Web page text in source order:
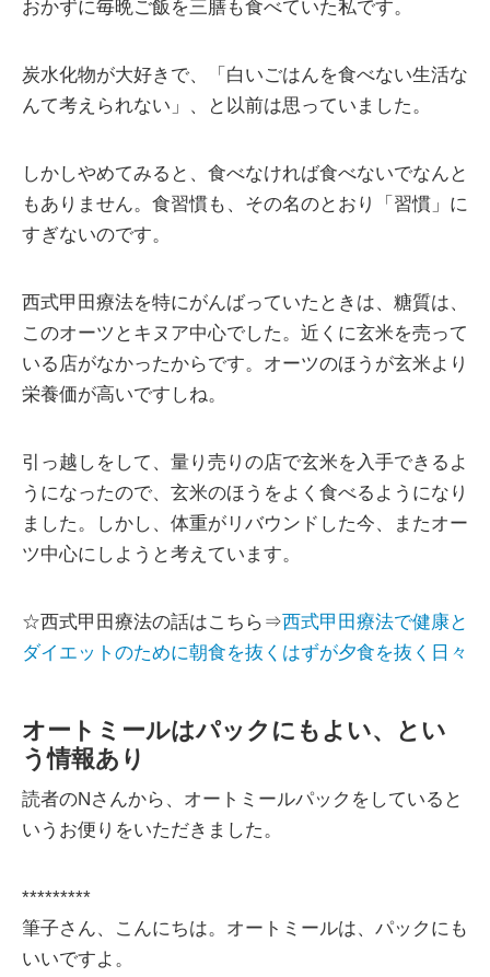
おかずに毎晩ご飯を三膳も食べていた私です。
炭水化物が大好きで、「白いごはんを食べない生活な
んて考えられない」、と以前は思っていました。
しかしやめてみると、食べなければ食べないでなんと
もありません。食習慣も、その名のとおり「習慣」に
すぎないのです。
西式甲田療法を特にがんばっていたときは、糖質は、
このオーツとキヌア中心でした。近くに玄米を売って
いる店がなかったからです。オーツのほうが玄米より
栄養価が高いですしね。
引っ越しをして、量り売りの店で玄米を入手できるよ
うになったので、玄米のほうをよく食べるようになり
ました。しかし、体重がリバウンドした今、またオー
ツ中心にしようと考えています。
☆西式甲田療法の話はこちら⇒西式甲田療法で健康と
ダイエットのために朝食を抜くはずが夕食を抜く日々
オートミールはパックにもよい、とい
う情報あり
読者のNさんから、オートミールパックをしていると
いうお便りをいただきました。
*********
筆子さん、こんにちは。オートミールは、パックにも
いいですよ。